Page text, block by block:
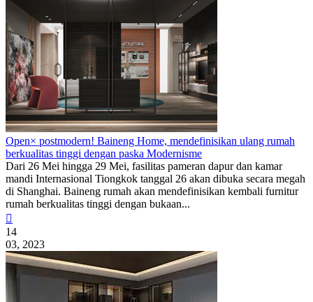
Open× postmodern! Baineng Home, mendefinisikan ulang rumah
berkualitas tinggi dengan paska Modernisme
Dari 26 Mei hingga 29 Mei, fasilitas pameran dapur dan kamar
mandi Internasional Tiongkok tanggal 26 akan dibuka secara megah
di Shanghai. Baineng rumah akan mendefinisikan kembali furnitur
rumah berkualitas tinggi dengan bukaan...

14
03, 2023